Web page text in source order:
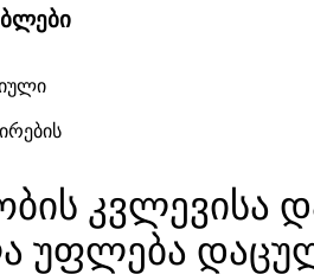
კვლევისა
უფლება